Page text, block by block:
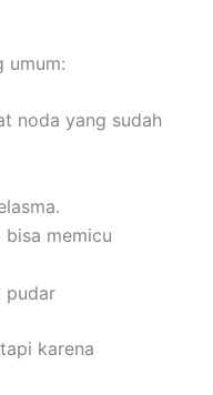
umum:
noda yang sudah
memicu
pudar
karena